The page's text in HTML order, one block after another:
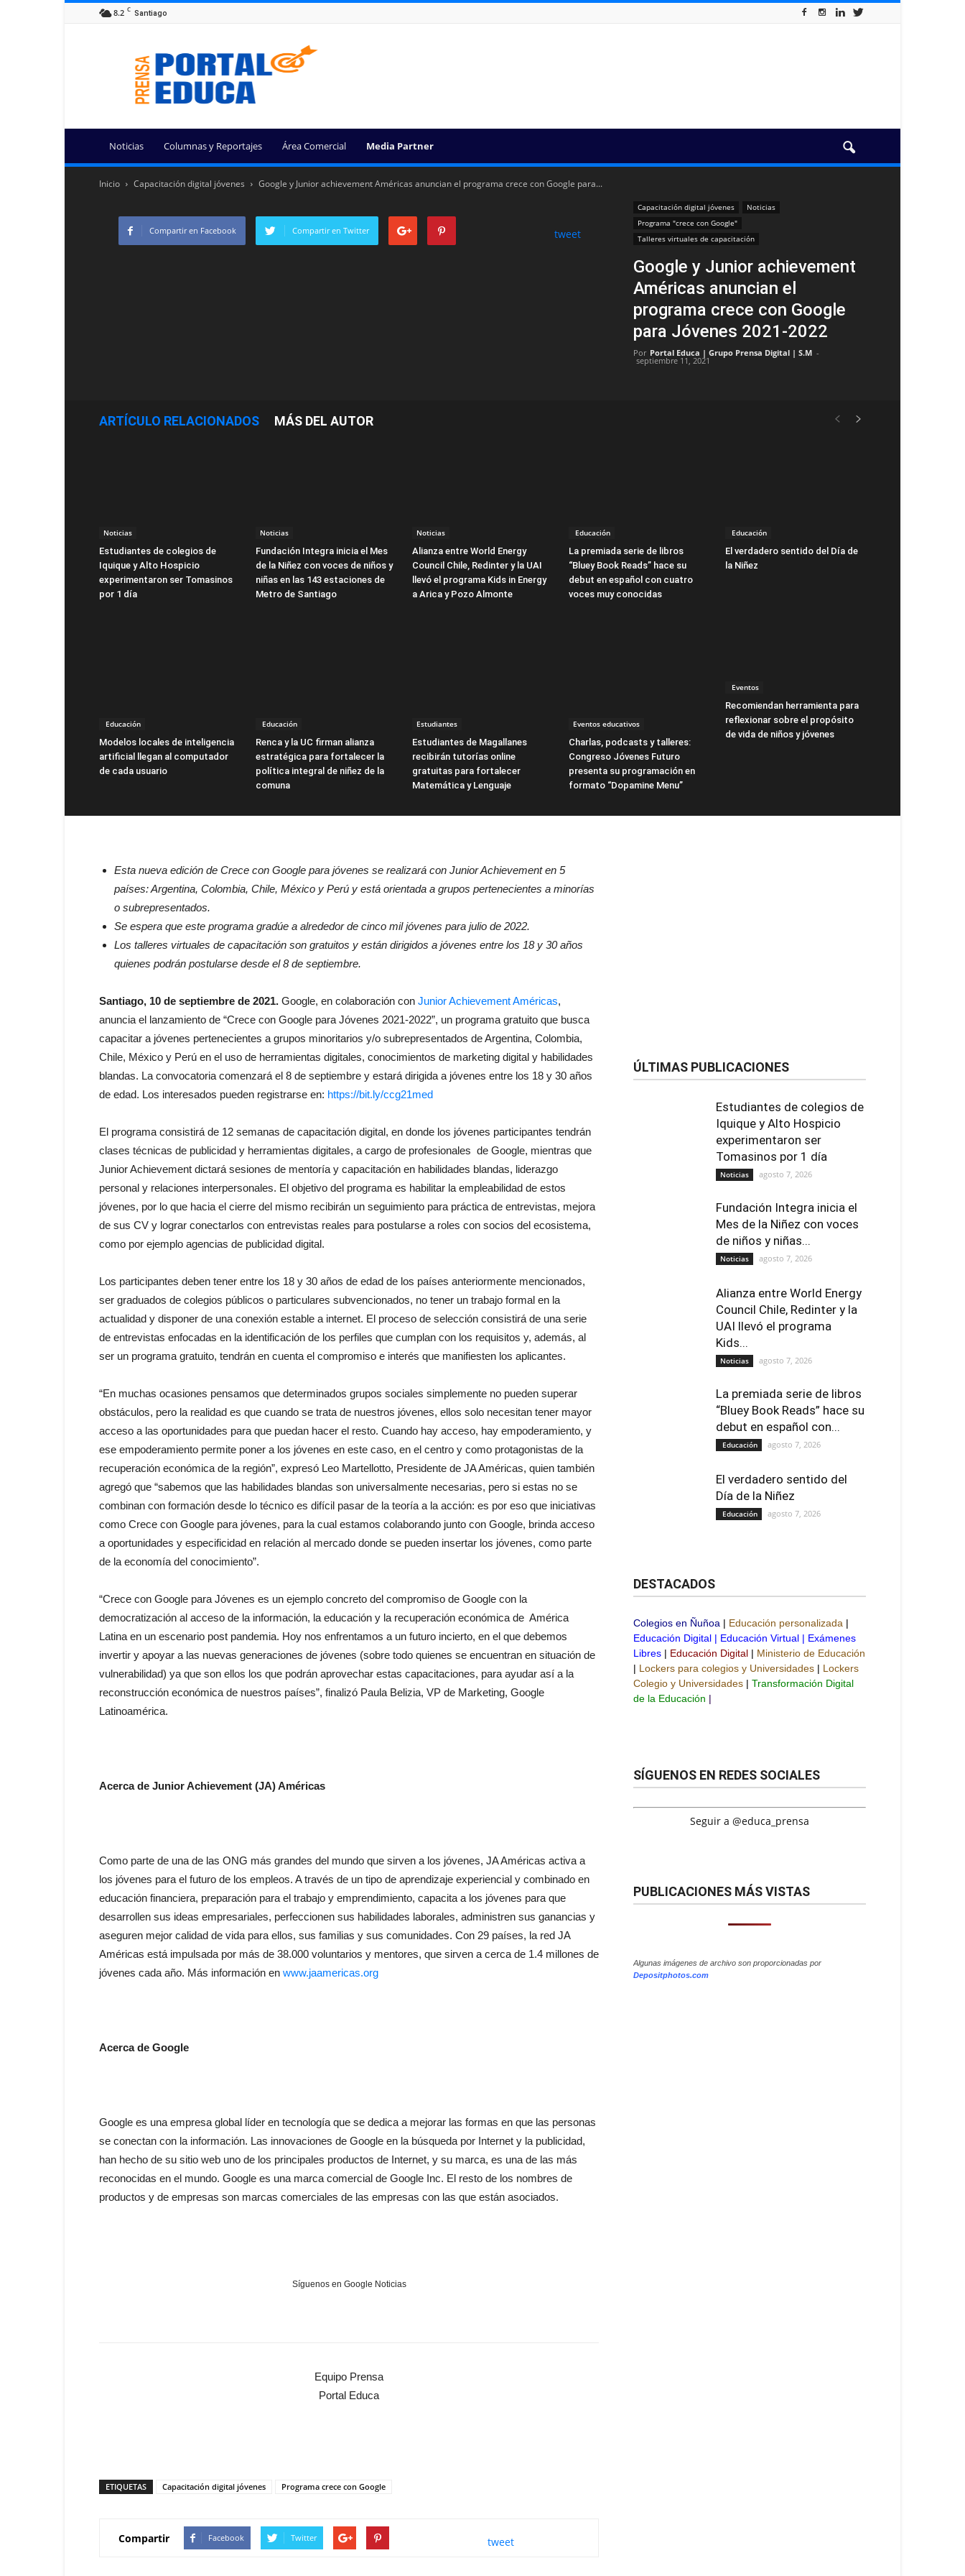
8.2 C Santiago
Portal
Educa
Noticias Columnas y Reportajes Área Comercial Media Partner
Inicio Capacitación digital jóvenes Google y Junior achievement Américas anuncian el programa crece con Google para...
Capacitación digital jóvenes
Noticias
Programa "crece con Google"
Talleres virtuales de capacitación
Google y Junior achievement
Américas anuncian el
programa crece con Google
para Jóvenes 2021-2022
Por Portal Educa | Grupo Prensa Digital | S.M -
septiembre 11, 2021
Compartir en Facebook Compartir en Twitter tweet
ARTÍCULO RELACIONADOS MÁS DEL AUTOR
Noticias
Estudiantes de colegios de
Iquique y Alto Hospicio
experimentaron ser Tomasinos
por 1 día
Noticias
Fundación Integra inicia el Mes
de la Niñez con voces de niños y
niñas en las 143 estaciones de
Metro de Santiago
Noticias
Alianza entre World Energy
Council Chile, Redinter y la UAI
llevó el programa Kids in Energy
a Arica y Pozo Almonte
Educación
La premiada serie de libros
“Bluey Book Reads” hace su
debut en español con cuatro
voces muy conocidas
Educación
El verdadero sentido del Día de
la Niñez
Educación
Modelos locales de inteligencia
artificial llegan al computador
de cada usuario
Educación
Renca y la UC firman alianza
estratégica para fortalecer la
política integral de niñez de la
comuna
Estudiantes
Estudiantes de Magallanes
recibirán tutorías online
gratuitas para fortalecer
Matemática y Lenguaje
Eventos educativos
Charlas, podcasts y talleres:
Congreso Jóvenes Futuro
presenta su programación en
formato “Dopamine Menu”
Eventos
Recomiendan herramienta para
reflexionar sobre el propósito
de vida de niños y jóvenes
Esta nueva edición de Crece con Google para jóvenes se realizará con Junior Achievement en 5
países: Argentina, Colombia, Chile, México y Perú y está orientada a grupos pertenecientes a minorías
o subrepresentados.
Se espera que este programa gradúe a alrededor de cinco mil jóvenes para julio de 2022.
Los talleres virtuales de capacitación son gratuitos y están dirigidos a jóvenes entre los 18 y 30 años
quienes podrán postularse desde el 8 de septiembre.
Santiago, 10 de septiembre de 2021. Google, en colaboración con JuniorAchievement Américas,
anuncia el lanzamiento de “Crece con Google para Jóvenes 2021-2022”, un programa gratuito que busca
capacitar a jóvenes pertenecientes a grupos minoritarios y/o subrepresentados de Argentina, Colombia,
Chile, México y Perú en el uso de herramientas digitales, conocimientos de marketing digital y habilidades
blandas. La convocatoria comenzará el 8 de septiembre y estará dirigida a jóvenes entre los 18 y 30 años
de edad. Los interesados pueden registrarse en: https://bit.ly/ccg21med
El programa consistirá de 12 semanas de capacitación digital, en donde los jóvenes participantes tendrán
clases técnicas de publicidad y herramientas digitales, a cargo de profesionales de Google, mientras que
Junior Achievement dictará sesiones de mentoría y capacitación en habilidades blandas, liderazgo
personal y relaciones interpersonales. El objetivo del programa es habilitar la empleabilidad de estos
jóvenes, por lo que hacia el cierre del mismo recibirán un seguimiento para práctica de entrevistas, mejora
de sus CV y lograr conectarlos con entrevistas reales para postularse a roles con socios del ecosistema,
como por ejemplo agencias de publicidad digital.
Los participantes deben tener entre los 18 y 30 años de edad de los países anteriormente mencionados,
ser graduados de colegios públicos o particulares subvencionados, no tener un trabajo formal en la
actualidad y disponer de una conexión estable a internet. El proceso de selección consistirá de una serie
de entrevistas enfocadas en la identificación de los perfiles que cumplan con los requisitos y, además, al
ser un programa gratuito, tendrán en cuenta el compromiso e interés que manifiesten los aplicantes.
“En muchas ocasiones pensamos que determinados grupos sociales simplemente no pueden superar
obstáculos, pero la realidad es que cuando se trata de nuestros jóvenes, ellos solo necesitan tener mayor
acceso a las oportunidades para que puedan hacer el resto. Cuando hay acceso, hay empoderamiento, y
ese empoderamiento permite poner a los jóvenes en este caso, en el centro y como protagonistas de la
recuperación económica de la región”, expresó Leo Martellotto, Presidente de JA Américas, quien también
agregó que “sabemos que las habilidades blandas son universalmente necesarias, pero si estas no se
combinan con formación desde lo técnico es difícil pasar de la teoría a la acción: es por eso que iniciativas
como Crece con Google para jóvenes, para la cual estamos colaborando junto con Google, brinda acceso
a oportunidades y especificidad en relación al mercado donde se pueden insertar los jóvenes, como parte
de la economía del conocimiento”.
“Crece con Google para Jóvenes es un ejemplo concreto del compromiso de Google con la
democratización al acceso de la información, la educación y la recuperación económica de América
Latina en un escenario post pandemia. Hoy nos enfrentamos a un futuro incierto, en el que debemos
invertir y apoyar a las nuevas generaciones de jóvenes (sobre todo quienes se encuentran en situación de
vulnerabilidad) ya que son ellos los que podrán aprovechar estas capacitaciones, para ayudar así a la
reconstrucción económica de nuestros países”, finalizó Paula Belizia, VP de Marketing, Google
Latinoamérica.
Acerca de Junior Achievement (JA) Américas
Como parte de una de las ONG más grandes del mundo que sirven a los jóvenes, JA Américas activa a
los jóvenes para el futuro de los empleos. A través de un tipo de aprendizaje experiencial y combinado en
educación financiera, preparación para el trabajo y emprendimiento, capacita a los jóvenes para que
desarrollen sus ideas empresariales, perfeccionen sus habilidades laborales, administren sus ganancias y
aseguren mejor calidad de vida para ellos, sus familias y sus comunidades. Con 29 países, la red JA
Américas está impulsada por más de 38.000 voluntarios y mentores, que sirven a cerca de 1.4 millones de
jóvenes cada año. Más información en www.jaamericas.org
Acerca de Google
Google es una empresa global líder en tecnología que se dedica a mejorar las formas en que las personas
se conectan con la información. Las innovaciones de Google en la búsqueda por Internet y la publicidad,
han hecho de su sitio web uno de los principales productos de Internet, y su marca, es una de las más
reconocidas en el mundo. Google es una marca comercial de Google Inc. El resto de los nombres de
productos y de empresas son marcas comerciales de las empresas con las que están asociados.
Síguenos en Google Noticias
Equipo Prensa
Portal Educa
ETIQUETAS Capacitación digital jóvenes Programa crece con Google
Compartir Facebook Twitter tweet
ÚLTIMAS PUBLICACIONES
Estudiantes de colegios de
Iquique y Alto Hospicio
experimentaron ser
Tomasinos por 1 día
Noticias agosto 7, 2026
Fundación Integra inicia el
Mes de la Niñez con voces
de niños y niñas...
Noticias agosto 7, 2026
Alianza entre World Energy
Council Chile, Redinter y la
UAI llevó el programa
Kids...
Noticias agosto 7, 2026
La premiada serie de libros
“Bluey Book Reads” hace su
debut en español con...
Educación agosto 7, 2026
El verdadero sentido del
Día de la Niñez
Educación agosto 7, 2026
DESTACADOS
Colegios en Ñuñoa | Educación personalizada |
Educación Digital | Educación Virtual | Exámenes
Libres | Educación Digital | Ministerio de Educación
| Lockers para colegios y Universidades | Lockers
Colegio y Universidades | Transformación Digital
de la Educación |
SÍGUENOS EN REDES SOCIALES
Seguir a @educa_prensa
PUBLICACIONES MÁS VISTAS
Algunas imágenes de archivo son proporcionadas por
Depositphotos.com